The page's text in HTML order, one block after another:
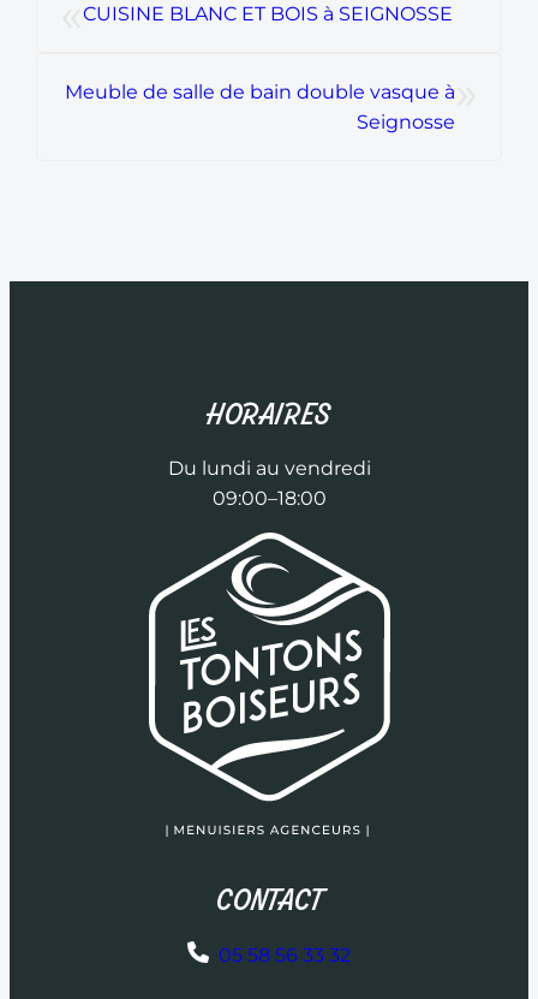
«CUISINE BLANC ET BOIS à SEIGNOSSE
Meuble de salle de bain double vasque à
Seignosse
HORAIRES
Du lundi au vendredi
09:00–18:00
CONTACT
05 58 56 33 32